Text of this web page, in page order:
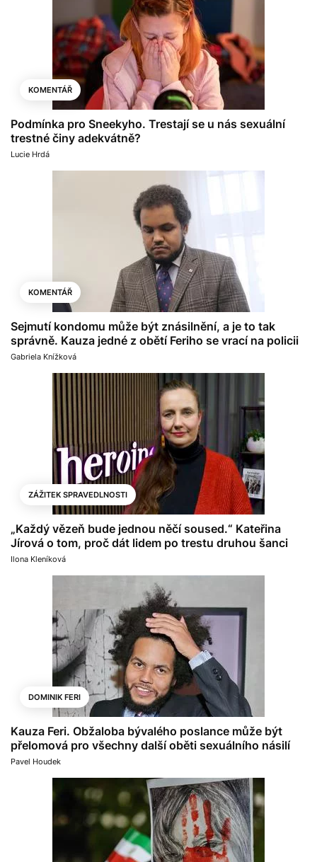
KOMENTÁŘ
Podmínka pro Sneekyho. Trestají se u nás sexuální
trestné činy adekvátně?
Lucie Hrdá
KOMENTÁŘ
Sejmutí kondomu může být znásilnění, a je to tak
správně. Kauza jedné z obětí Feriho se vrací na policii
Gabriela Knížková
ZÁŽITEK SPRAVEDLNOSTI
„Každý vězeň bude jednou něčí soused.“ Kateřina
Jírová o tom, proč dát lidem po trestu druhou šanci
Ilona Kleníková
DOMINIK FERI
Kauza Feri. Obžaloba bývalého poslance může být
přelomová pro všechny další oběti sexuálního násilí
Pavel Houdek